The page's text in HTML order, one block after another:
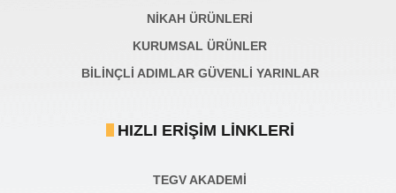
NİKAH ÜRÜNLERİ
KURUMSAL ÜRÜNLER
BILINÇLI ADIMLAR GÜVENLI YARINLAR
HIZLI ERIŞIM LINKLERI
TEGV AKADEMI